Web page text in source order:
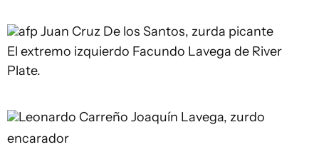
afpJuan Cruz De los Santos, zurda picante
El extremo izquierdo Facundo Lavega de River
Plate.
Leonardo Carreño Joaquín Lavega, zurdo
encarador